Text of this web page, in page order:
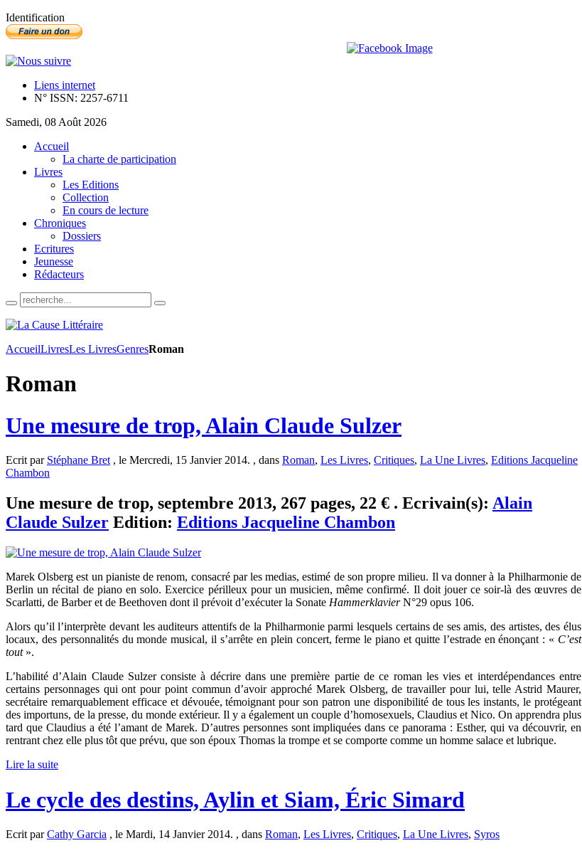
Identification
Liens internet
N° ISSN: 2257-6711
Samedi, 08 Août 2026
Accueil
La charte de participation
Livres
Les Editions
Collection
En cours de lecture
Chroniques
Dossiers
Ecritures
Jeunesse
Rédacteurs
AccueilLivresLes LivresGenresRoman
Roman
Une mesure de trop, Alain Claude Sulzer
Ecrit par Stéphane Bret , le Mercredi, 15 Janvier 2014. , dans Roman, Les Livres, Critiques, La Une Livres, Editions Jacqueline
Chambon
Une mesure de trop, septembre 2013, 267 pages, 22 € . Ecrivain(s): Alain
Claude Sulzer Edition: Editions Jacqueline Chambon
Marek Olsberg est un pianiste de renom, consacré par les medias, estimé de son propre milieu. Il va donner à la Philharmonie de
Berlin un récital de piano en solo. Exercice périlleux pour un musicien, même confirmé. Il doit jouer ce soir-là des œuvres de
Scarlatti, de Barber et de Beethoven dont il prévoit d’exécuter la Sonate HammerklavierN°29 opus 106.
Alors qu’il l’interprète devant les auditeurs attentifs de la Philharmonie parmi lesquels certains de ses amis, des artistes, des élus
locaux, des personnalités du monde musical, il s’arrête en plein concert, ferme le piano et quitte l’estrade en énonçant : « C’est
tout».
L’habilité d’Alain Claude Sulzer consiste à décrire dans une première partie de ce roman les vies et interdépendances entre
certains personnages qui ont pour point commun d’avoir approché Marek Olsberg, de travailler pour lui, telle Astrid Maurer,
secrétaire remarquablement efficace et dévouée, témoignant pour son patron une disponibilité de tous les instants, le protégeant
des importuns, de la presse, du monde extérieur. Il y a également un couple d’homosexuels, Claudius et Nico. On apprendra plus
tard que Claudius a été l’amant de Marek. D’autres personnes sont impliquées dans ce panorama : Esther, qui va découvrir, en
rentrant chez elle plus tôt que prévu, que son époux Thomas la trompe et se comporte comme un homme salace et lubrique.
Lire la suite
Le cycle des destins, Aylin et Siam, Éric Simard
Ecrit parCathy Garcia , le Mardi, 14 Janvier 2014. , dans Roman, Les Livres, Critiques, La Une Livres, Syros